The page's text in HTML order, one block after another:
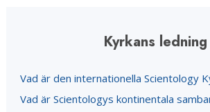
Kyrkans ledning
Vad är den internationella Scientology
Vad är Scientologys kontinentala